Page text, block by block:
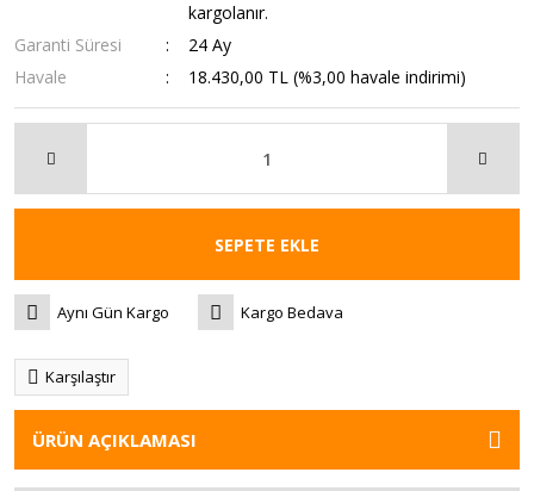
kargolanır.
Garanti Süresi
24 Ay
Havale
18.430,00 TL (%3,00 havale indirimi)
SEPETE EKLE
Aynı Gün Kargo Kargo Bedava
Karşılaştır
ÜRÜN AÇIKLAMASI